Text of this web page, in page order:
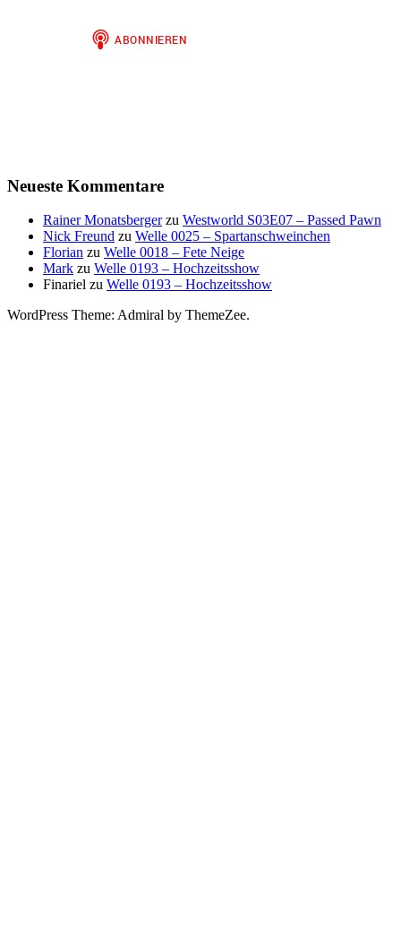
Neueste Kommentare
Rainer Monatsbergerzu Westworld S03E07 – Passed Pawn
Nick Freund zu Welle 0025 – Spartanschweinchen
Florian zu Welle 0018 – Fete Neige
Mark zu Welle 0193 – Hochzeitsshow
Finariel zu Welle 0193 – Hochzeitsshow
WordPress Theme: Admiral by ThemeZee.